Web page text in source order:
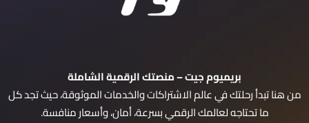
بريميوم جيت – منصتك الرقمية الشاملة
من هنا تبدأ رحلتك في عالم الاشتراكات والخدمات الموثوقة، حيث تجد كل
ما تحتاجه لعالمك الرقمي بسرعة، أمان، وأسعار منافسة.